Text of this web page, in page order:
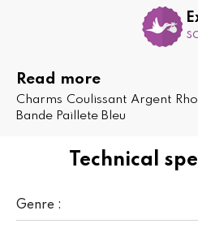
Technical
Genre :
Read more
Charms Coulissant Argent
Bande Paillete Bleu